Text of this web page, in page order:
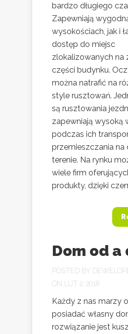
bardzo długiego
Zapewniają
wysokościach, jak i
dostęp do miejsc
zlokalizowanych na
części budynku.
można natrafić na
style rusztowań.
są rusztowania
zapewniają wysoką
podczas ich
przemieszczania na
terenie. Na rynku
wiele firm
produkty, dzięki
Dom od a
POSTED BY
ON LUT 2, 2018
Każdy z nas marzy
posiadać własny
rozwiązanie jest